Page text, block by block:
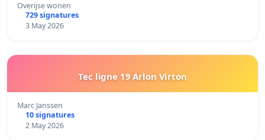
Overijse wonen
729 signatures
3 May 2026
Tec ligne 19 Arlon Virton
Marc Janssen
10 signatures
2 May 2026